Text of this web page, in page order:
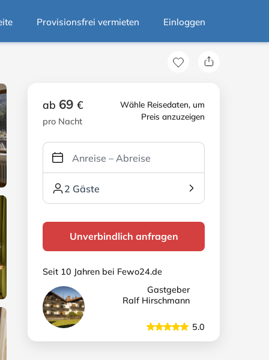
Provisionsfrei vermieten Einloggen
Wähle Reisedaten, um
Preis anzuzeigen
ab 69 €
pro Nacht
2 Gäste
Unverbindlich anfragen
Seit 10 Jahren bei Fewo24.de
Gastgeber
Ralf Hirschmann
5.0